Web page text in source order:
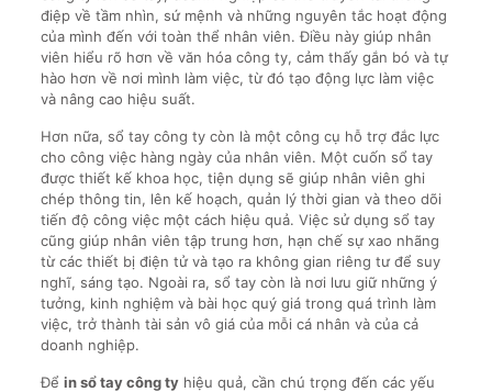
điệp về tầm nhìn, sứ mệnh và những nguyên tắc hoạt động
của mình đến với toàn thể nhân viên. Điều này giúp nhân
viên hiểu rõ hơn về văn hóa công ty, cảm thấy gắn bó và tự
hào hơn về nơi mình làm việc, từ đó tạo động lực làm việc
và nâng cao hiệu suất.
Hơn nữa, sổ tay công ty còn là một công cụ hỗ trợ đắc lực
cho công việc hàng ngày của nhân viên. Một cuốn sổ tay
được thiết kế khoa học, tiện dụng sẽ giúp nhân viên ghi
chép thông tin, lên kế hoạch, quản lý thời gian và theo dõi
tiến độ công việc một cách hiệu quả. Việc sử dụng sổ tay
cũng giúp nhân viên tập trung hơn, hạn chế sự xao nhãng
từ các thiết bị điện tử và tạo ra không gian riêng tư để suy
nghĩ, sáng tạo. Ngoài ra, sổ tay còn là nơi lưu giữ những ý
tưởng, kinh nghiệm và bài học quý giá trong quá trình làm
việc, trở thành tài sản vô giá của mỗi cá nhân và của cả
doanh nghiệp.
Để in sổ tay công tyhiệu quả, cần chú trọng đến các yếu